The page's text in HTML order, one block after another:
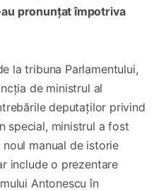
pronunțat împotriva
la tribuna Parlamentului,
de ministrul al
deputaților privind
special, ministrul a fost
manual de istorie
include o prezentare
Antonescu în